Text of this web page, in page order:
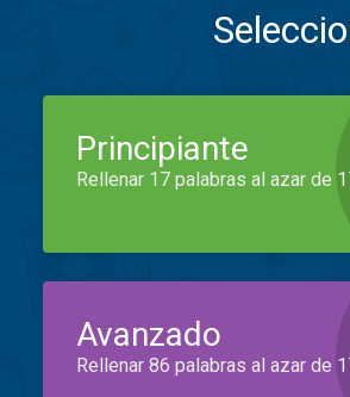
Principiante
Rellenar 17 palabras al azar de
Avanzado
Rellenar 86 palabras al azar de